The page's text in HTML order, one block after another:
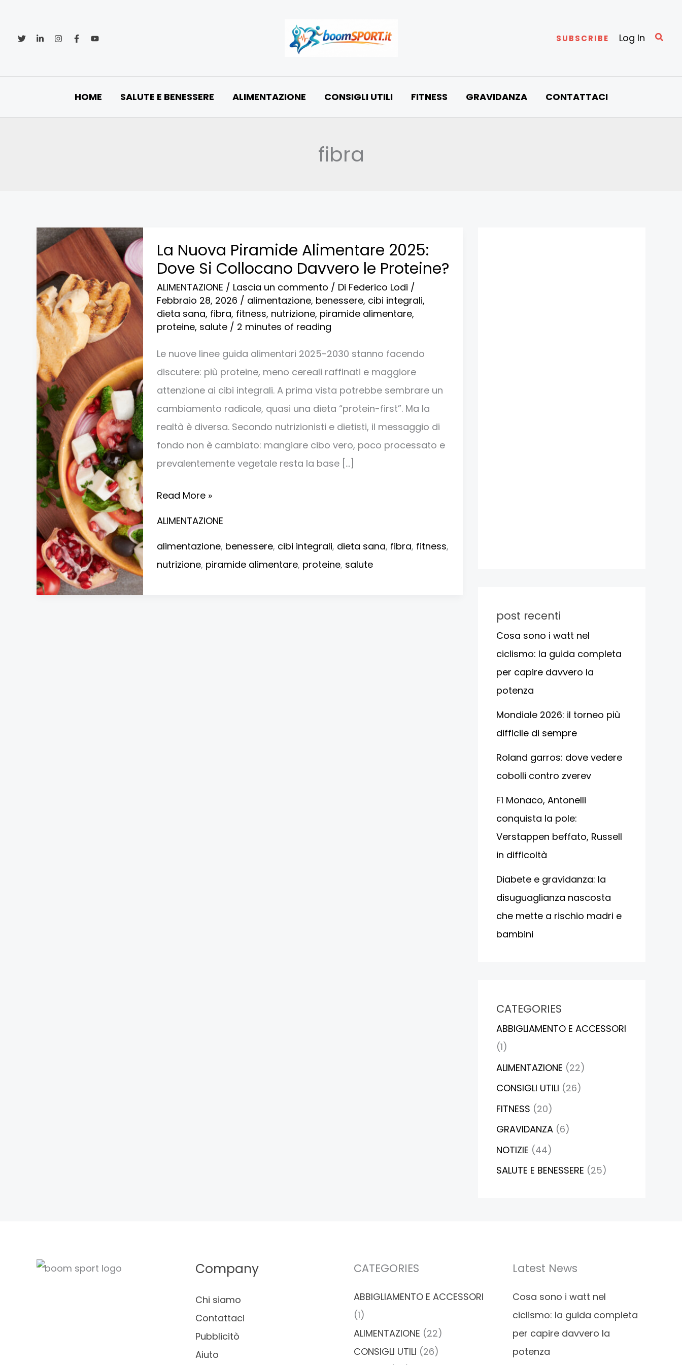
contenuto
SUBSCRIBE Log In Cerca
HOME SALUTE E BENESSERE ALIMENTAZIONE CONSIGLI UTILI FITNESS GRAVIDANZA CONTATTACI
fibra
La Nuova Piramide Alimentare 2025:
Dove Si Collocano Davvero le Proteine?
ALIMENTAZIONE / Lascia un commento / Di Federico Lodi /
Febbraio 28, 2026 / alimentazione, benessere, cibi integrali,
dieta sana, fibra, fitness, nutrizione, piramide alimentare,
proteine, salute / 2 minutes of reading
Le nuove linee guida alimentari 2025-2030 stanno facendo
discutere: più proteine, meno cereali raffinati e maggiore
attenzione ai cibi integrali. A prima vista potrebbe sembrare un
cambiamento radicale, quasi una dieta “protein-first”. Ma la
realtà è diversa. Secondo nutrizionisti e dietisti, il messaggio di
fondo non è cambiato: mangiare cibo vero, poco processato e
prevalentemente vegetale resta la base […]
Nuova
Piramide
Alimentare
2025:
Dove
Read More »
ALIMENTAZIONE
alimentazione, benessere, cibi integrali, dieta sana, fibra, fitness,
nutrizione, piramide alimentare, proteine, salute
post recenti
Cosa sono i watt nel
ciclismo: la guida completa
per capire davvero la
potenza
Mondiale 2026: il torneo più
difficile di sempre
Roland garros: dove vedere
cobolli contro zverev
F1 Monaco, Antonelli
conquista la pole:
Verstappen beffato, Russell
in difficoltà
Diabete e gravidanza: la
disuguaglianza nascosta
che mette a rischio madri e
bambini
CATEGORIES
ABBIGLIAMENTO E ACCESSORI
(1)
ALIMENTAZIONE (22)
CONSIGLI UTILI (26)
FITNESS (20)
GRAVIDANZA (6)
NOTIZIE (44)
SALUTE E BENESSERE (25)
Company
Chi siamo
Contattaci
Pubblicitò
Aiuto
CATEGORIES
ABBIGLIAMENTO E ACCESSORI
(1)
ALIMENTAZIONE (22)
CONSIGLI UTILI (26)
Latest News
Cosa sono i watt nel
ciclismo: la guida completa
per capire davvero la
potenza